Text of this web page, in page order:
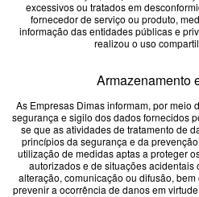
excessivos ou tratados em
fornecedor de serviço ou produto,
informação das entidades públicas e
realizou o uso
Armazenamento
As Empresas Dimas informam, por meio
segurança e sigilo dos dados fornecidos
se que as atividades de tratamento de
princípios da segurança e da
utilização de medidas aptas a proteger
autorizados e de situações acidentais
alteração, comunicação ou difusão,
prevenir a ocorrência de danos em